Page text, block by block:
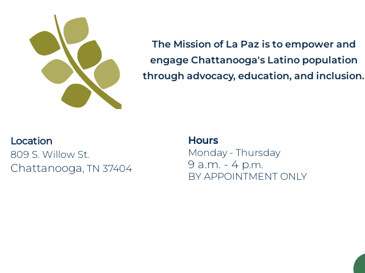
The Mission of La Paz is to empower and
engage Chattanooga's Latino population
through advocacy, education, and inclusion.
Location
809 S. Willow St.
Chattanooga, TN 37404
Hours
Monday - Thursday
9 a.m. - 4 p.m.
BY APPOINTMENT ONLY